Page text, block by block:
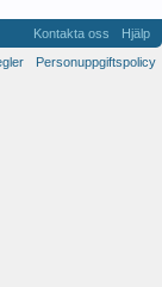
Kontakta oss
Hjälp
Personuppgiftspolicy